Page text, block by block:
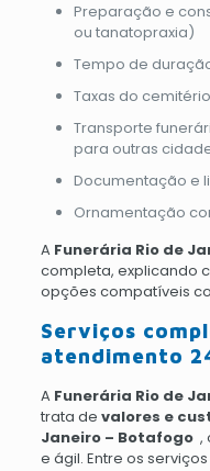
Preparação e
ou tanatopraxia)
Tempo de
Taxas do
Transporte
para outras
Documentação e
Ornamentação
A Funerária Rio de
completa, explicando
opções compatíveis
Serviços
atendimento
A Funerária Rio de
trata de valores e
Janeiro – Botafogo ,
e ágil. Entre os